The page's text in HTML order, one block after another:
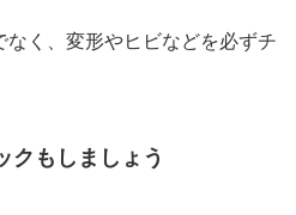
く、変形やヒビなどを必ずチ
クもしましょう